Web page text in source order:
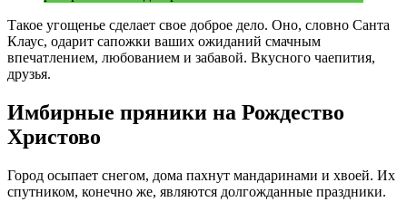
Такое угощенье сделает свое доброе дело. Оно, словно Санта
Клаус, одарит сапожки ваших ожиданий смачным
впечатлением, любованием и забавой. Вкусного чаепития,
друзья.
Имбирные пряники на Рождество
Христово
Город осыпает снегом, дома пахнут мандаринами и хвоей. Их
спутником, конечно же, являются долгожданные праздники.